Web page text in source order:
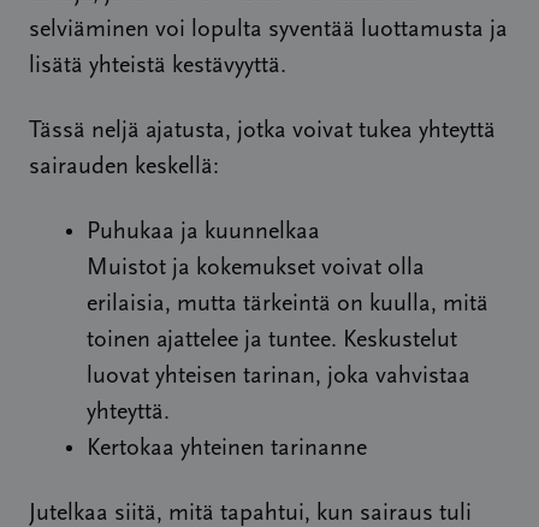
selviäminen voi lopulta syventää luottamusta ja
lisätä yhteistä kestävyyttä.
Tässä neljä ajatusta, jotka voivat tukea yhteyttä
sairauden keskellä:
Puhukaa ja kuunnelkaa
Muistot ja kokemukset voivat olla
erilaisia, mutta tärkeintä on kuulla, mitä
toinen ajattelee ja tuntee. Keskustelut
luovat yhteisen tarinan, joka vahvistaa
yhteyttä.
Kertokaa yhteinen tarinanne
Jutelkaa siitä, mitä tapahtui, kun sairaus tuli